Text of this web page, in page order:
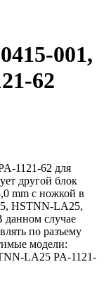
001,
62
1121-62 для
другой блок
mm с ножкой в
HSTNN-LA25,
данном случае
по разъему
модели:
LA25 PA-1121-